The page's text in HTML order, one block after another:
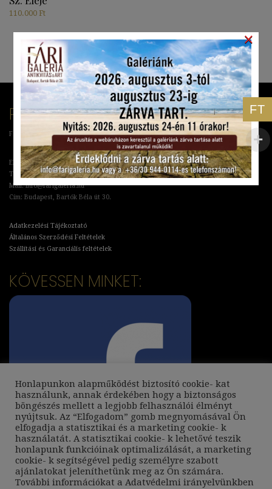
110.000 Ft
RÓLUNK
Fári Antikvitás & Art Galéria
Elérhetőségek:
Tel: +36 70 673 07 87
Mail: info@farigaleria.hu
Cím: Budapest, Bartók Béla út 30.
Adatkezelési Tájékoztató
Általános Szerződési Feltételek
Szállítási és Garanciális feltételek
KÖVESSEN MINKET:
Honlapunkon alapműködést biztosító cookie- kat
használunk, annak érdekében hogy a biztonságos
böngészés mellett a legjobb felhasználói élményt
nyújtsuk. Az “Elfogadom” gomb megnyomásával Ön
elfogadja a statisztikai és a marketing cookie- k
használatát. A statisztikai cookie- k lehetővé teszik
honlapunk funkcióinak optimalizálását, a marketing
cookie- k segítségével pedig személyre szabott
ajánlatokat jeleníthetünk meg az Ön számára.
További információkat a Adatvédelmi irányelvünkben
FT
×